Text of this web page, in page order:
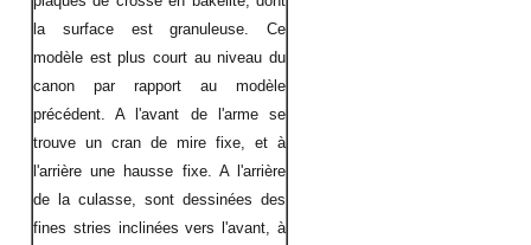
la surface est granuleuse. Ce
modèle est plus court au niveau du
canon par rapport au modèle
précédent. A l'avant de l'arme se
trouve un cran de mire fixe, et à
l'arrière une hausse fixe. A l'arrière
de la culasse, sont dessinées des
fines stries inclinées vers l'avant, à